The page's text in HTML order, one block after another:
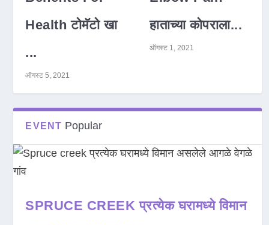
Health टोमॅटो खा
...
ऑगस्ट 5, 2021
हाताच्या कोपराला...
ऑगस्ट 1, 2021
EVENT Popular
SPRUCE CREEK प्रत्येक घरामध्ये विमान